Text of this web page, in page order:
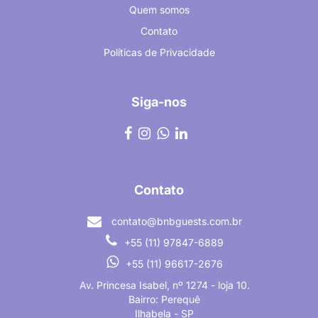
Quem somos
Contato
Políticas de Privacidade
Siga-nos
Contato
contato@bnbguests.com.br
+55 (11) 97847-6889
+55 (11) 96617-2676
Av. Princesa Isabel, nº 1274 - loja 10.
Bairro: Perequê
Ilhabela - SP